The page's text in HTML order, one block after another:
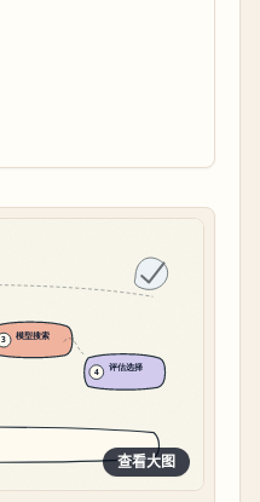
查看大图